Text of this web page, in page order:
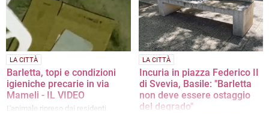
LA CITTÀ
Barletta, topi e condizioni
igieniche precarie in via
Mameli - IL VIDEO
L'animale ripreso dai residenti,
LA CITTÀ
Incuria in piazza Federico II
di Svevia, Basile: "Barletta
non deve essere ostaggio
del degrado"